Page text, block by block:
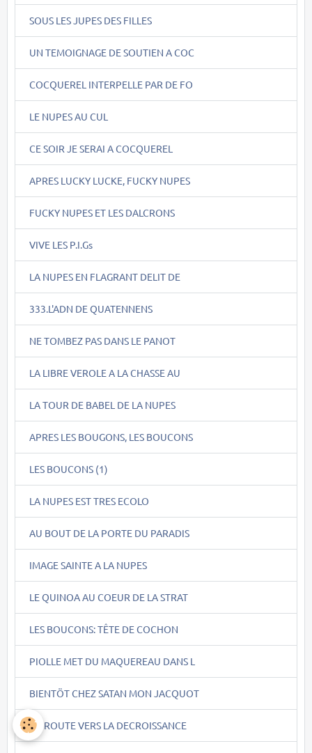
SOUS LES JUPES DES FILLES
UN TEMOIGNAGE DE SOUTIEN A COC
COCQUEREL INTERPELLE PAR DE FO
LE NUPES AU CUL
CE SOIR JE SERAI A COCQUEREL
APRES LUCKY LUCKE, FUCKY NUPES
FUCKY NUPES ET LES DALCRONS
VIVE LES P.I.Gs
LA NUPES EN FLAGRANT DELIT DE
333.L'ADN DE QUATENNENS
NE TOMBEZ PAS DANS LE PANOT
LA LIBRE VEROLE A LA CHASSE AU
LA TOUR DE BABEL DE LA NUPES
APRES LES BOUGONS, LES BOUCONS
LES BOUCONS (1)
LA NUPES EST TRES ECOLO
AU BOUT DE LA PORTE DU PARADIS
IMAGE SAINTE A LA NUPES
LE QUINOA AU COEUR DE LA STRAT
LES BOUCONS: TÊTE DE COCHON
PIOLLE MET DU MAQUEREAU DANS L
BIENTÖT CHEZ SATAN MON JACQUOT
EN ROUTE VERS LA DECROISSANCE